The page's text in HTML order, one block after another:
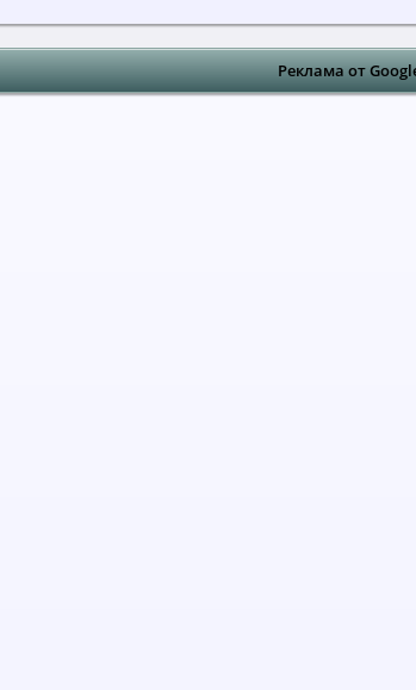
Реклама от